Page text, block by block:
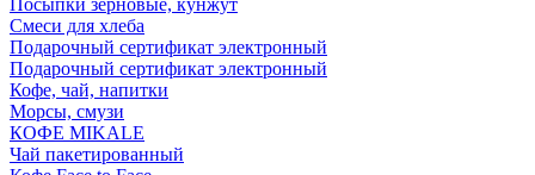
Посыпки зерновые, кунжут
Смеси для хлеба
Подарочный сертификат электронный
Подарочный сертификат электронный
Кофе, чай, напитки
Морсы, смузи
КОФЕ MIKALE
Чай пакетированный